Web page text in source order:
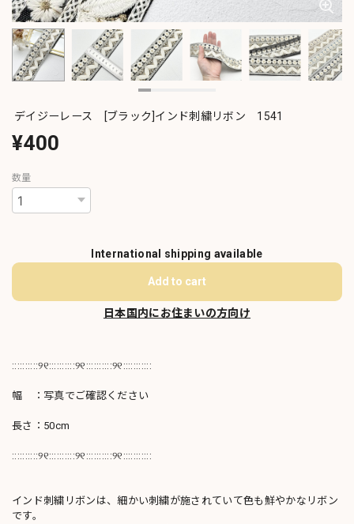
デイジーレース [ブラック]インド刺繍リボン 1541
¥400
数量
International shipping available
Add to cart
日本国内にお住まいの方向け
::::::::::୨୧::::::::::୨୧::::::::::୨୧:::::::::::
幅 ：写真でご確認ください
長さ：50cm
::::::::::୨୧::::::::::୨୧::::::::::୨୧:::::::::::
インド刺繍リボンは、細かい刺繍が施されていて色も鮮やかなリボン
です。